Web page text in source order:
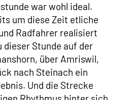
war wohl ideal.
um diese Zeit etliche
Radfahrer realisiert
dieser Stunde auf der
über Amriswil,
nach Steinach ein
Und die Strecke